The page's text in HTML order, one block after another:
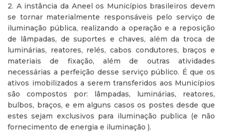
2. A instância da Aneel os Municípios brasileiros devem
se tornar materialmente responsáveis pelo serviço de
iluminação pública, realizando a operação e a reposição
de lâmpadas, de suportes e chaves, além da troca de
luminárias, reatores, relés, cabos condutores, braços e
materiais de fixação, além de outras atividades
necessárias a perfeição desse serviço público. É que os
ativos imobilizados a serem transferidos aos Municípios
são compostos por: lâmpadas, luminárias, reatores,
bulbos, braços, e em alguns casos os postes desde que
estes sejam exclusivos para iluminação publica (e não
fornecimento de energia e iluminação ).